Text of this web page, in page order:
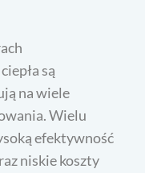
są
na wiele
Wielu
efektywność
niskie koszty